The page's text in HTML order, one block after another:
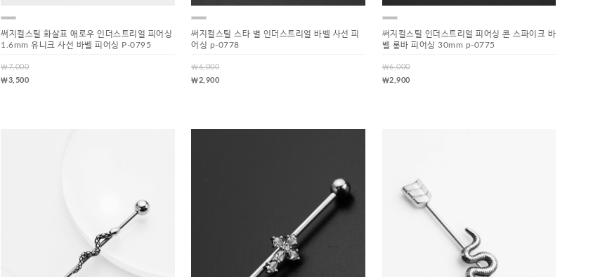
써지컬스틸 화살표 애로우 인더스트리얼 피어싱
1.6mm 유니크 사선 바벨 피어싱 P-0795
￦7,000
￦3,500
써지컬스틸 스타 별 인더스트리얼 바벨 사선 피
어싱 p-0778
￦6,000
￦2,900
써지컬스틸 인더스트리얼 피어싱 콘 스파이크 바
벨 롱바 피어싱 30mm p-0775
￦6,000
￦2,900